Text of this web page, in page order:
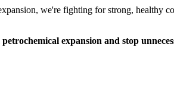
we're fighting for strong, healthy
expansion and stop